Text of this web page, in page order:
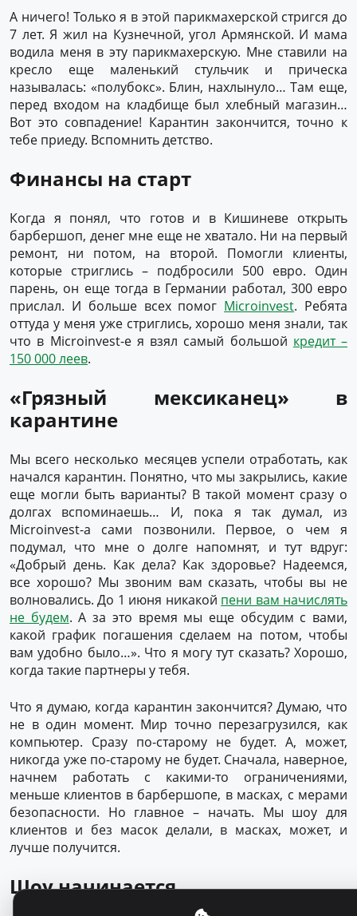
А ничего! Только я в этой парикмахерской стригся до
7 лет. Я жил на Кузнечной, угол Армянской. И мама
водила меня в эту парикмахерскую. Мне ставили на
кресло еще маленький стульчик и прическа
называлась: «полубокс». Блин, нахлынуло… Там еще,
перед входом на кладбище был хлебный магазин…
Вот это совпадение! Карантин закончится, точно к
тебе приеду. Вспомнить детство.
Финансы на старт
Когда я понял, что готов и в Кишиневе открыть
барбершоп, денег мне еще не хватало. Ни на первый
ремонт, ни потом, на второй. Помогли клиенты,
которые стриглись – подбросили 500 евро. Один
парень, он еще тогда в Германии работал, 300 евро
прислал. И больше всех помог Microinvest. Ребята
оттуда у меня уже стриглись, хорошо меня знали, так
что в Microinvest-е я взял самый большой кредит –
150 000 леев.
«Грязный мексиканец» в
карантине
Мы всего несколько месяцев успели отработать, как
начался карантин. Понятно, что мы закрылись, какие
еще могли быть варианты? В такой момент сразу о
долгах вспоминаешь… И, пока я так думал, из
Microinvest-а сами позвонили. Первое, о чем я
подумал, что мне о долге напомнят, и тут вдруг:
«Добрый день. Как дела? Как здоровье? Надеемся,
все хорошо? Мы звоним вам сказать, чтобы вы не
волновались. До 1 июня никакой пени вам начислять
не будем. А за это время мы еще обсудим с вами,
какой график погашения сделаем на потом, чтобы
вам удобно было…». Что я могу тут сказать? Хорошо,
когда такие партнеры у тебя.
Что я думаю, когда карантин закончится? Думаю, что
не в один момент. Мир точно перезагрузился, как
компьютер. Сразу по-старому не будет. А, может,
никогда уже по-старому не будет. Сначала, наверное,
начнем работать с какими-то ограничениями,
меньше клиентов в барбершопе, в масках, с мерами
безопасности. Но главное – начать. Мы шоу для
клиентов и без масок делали, в масках, может, и
лучше получится.
Шоу начинается